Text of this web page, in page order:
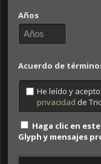
Años
Acuerdo de
He leído y acepto
privacidad de
Haga clic en
Glyph y mensajes